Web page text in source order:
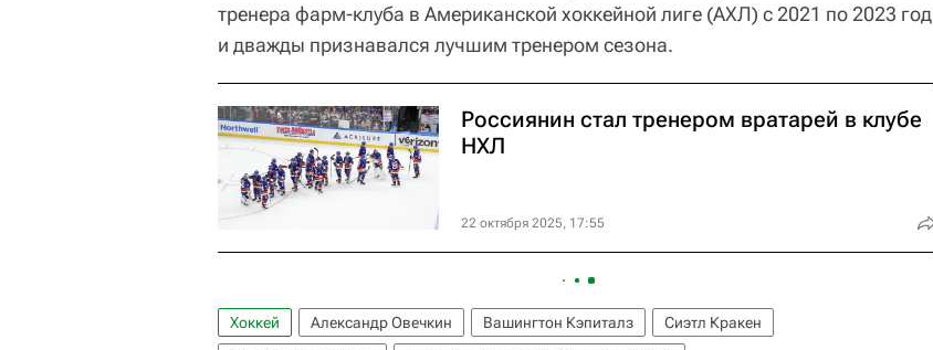
тренера фарм-клуба в Американской хоккейной лиге (АХЛ) с 2021 по 2023 год
и дважды признавался лучшим тренером сезона.
Россиянин стал тренером вратарей в клубе
НХЛ
22 октября 2025, 17:55
Хоккей Александр Овечкин Вашингтон Кэпиталз
Сиэтл Кракен